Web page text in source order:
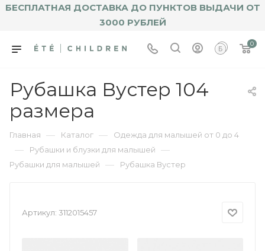
БЕСПЛАТНАЯ ДОСТАВКА ДО ПУНКТОВ ВЫДАЧИ ОТ
3000 РУБЛЕЙ
0
Рубашка Вустер 104
размера
Главная — Каталог — Одежда для малышей от 0 до 4
— Рубашки и блузки для малышей —
Рубашки для малышей — Рубашка Вустер
Артикул: 3112015457